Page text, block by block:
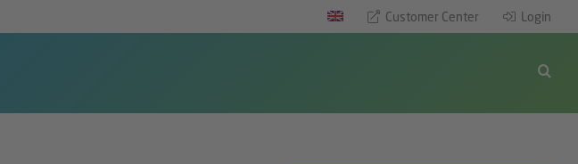
Customer Center Login